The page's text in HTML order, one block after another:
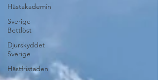
Hästakademin
Sverige
Bettlöst
Djurskyddet
Sverige
Hästfristaden